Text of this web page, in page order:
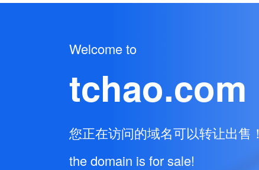
Welcome to
tchao.com
您正在访问的域名可以转让出售！
the domain is for sale!